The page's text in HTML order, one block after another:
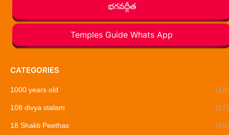
భగవద్గీత
Temples Guide Whats App
CATEGORIES
1000 years old (18)
108 divya stalam (17)
18 Shakti Peethas (28)